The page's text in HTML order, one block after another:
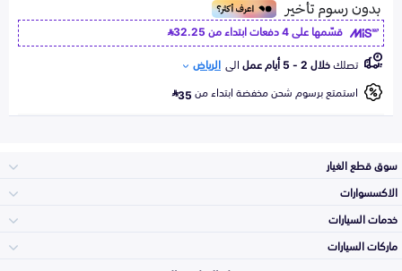
قسّمها على 4 دفعات ابتداء من
32.25
تصلكخلال 2 - 5 أيام عمل الى الرياض
استمتع برسوم شحن مخفضة ابتداء من35
سوق قطع الغيار
الاكسسوارات
خدمات السيارات
ماركات السيارات